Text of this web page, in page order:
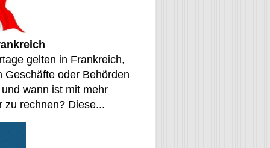
gelten in Frankreich,
Geschäfte oder Behörden
wann ist mit mehr
zu rechnen? Diese...